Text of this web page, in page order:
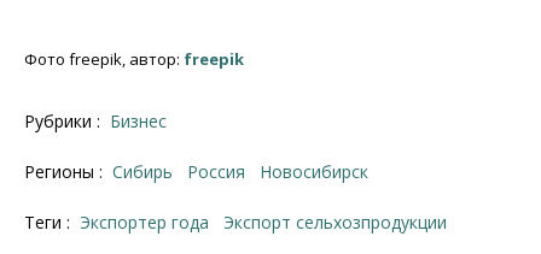
Фото freepik, автор: freepik
Рубрики : Бизнес
Регионы : Сибирь Россия Новосибирск
Теги : экспортер года экспорт сельхозпродукции